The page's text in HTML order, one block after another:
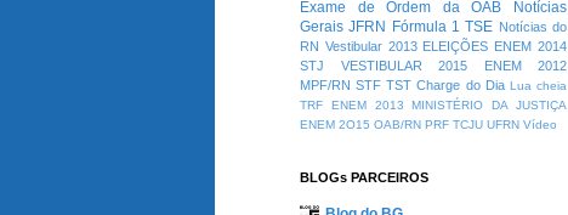
Exame de Ordem da OAB
Notícias
Gerais JFRN Fórmula 1 TSE Notícias do
RN Vestibular 2013 ELEIÇÕES ENEM 2014
STJ
VESTIBULAR 2015
ENEM 2012
MPF/RN STF TST Charge do Dia Lua cheia
TRF
ENEM 2013
MINISTÉRIO DA JUSTIÇA
ENEM 2O15 OAB/RN PRF TCJU UFRN Vídeo
BLOGs PARCEIROS